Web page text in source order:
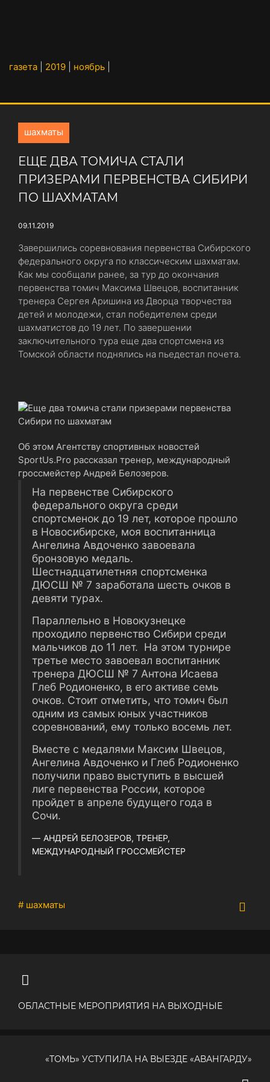
газета 2019 ноябрь
шахматы
ЕЩЕ ДВА ТОМИЧА СТАЛИ
ПРИЗЕРАМИ ПЕРВЕНСТВА СИБИРИ
ПО ШАХМАТАМ
09.11.2019
Завершились соревнования первенства Сибирского
федерального округа по классическим шахматам.
Как мы сообщали ранее, за тур до окончания
первенства томич Максима Швецов, воспитанник
тренера Сергея Аришина из Дворца творчества
детей и молодежи, стал победителем среди
шахматистов до 19 лет. По завершении
заключительного тура еще два спортсмена из
Томской области поднялись на пьедестал почета.
Об этом Агентству спортивных новостей
SportUs.Pro рассказал тренер, международный
гроссмейстер Андрей Белозеров.
На первенстве Сибирского
федерального округа среди
спортсменок до 19 лет, которое прошло
в Новосибирске, моя воспитанница
Ангелина Авдоченко завоевала
бронзовую медаль.
Шестнадцатилетняя спортсменка
ДЮСШ № 7 заработала шесть очков в
девяти турах.
Параллельно в Новокузнецке
проходило первенство Сибири среди
мальчиков до 11 лет. На этом турнире
третье место завоевал воспитанник
тренера ДЮСШ № 7 Антона Исаева
Глеб Родионенко, в его активе семь
очков. Стоит отметить, что томич был
одним из самых юных участников
соревнований, ему только восемь лет.
Вместе с медалями Максим Швецов,
Ангелина Авдоченко и Глеб Родионенко
получили право выступить в высшей
лиге первенства России, которое
пройдет в апреле будущего года в
Сочи.
АНДРЕЙ БЕЛОЗЕРОВ, ТРЕНЕР,
МЕЖДУНАРОДНЫЙ ГРОССМЕЙСТЕР
# шахматы
ОБЛАСТНЫЕ МЕРОПРИЯТИЯ НА ВЫХОДНЫЕ
«ТОМЬ» УСТУПИЛА НА ВЫЕЗДЕ «АВАНГАРДУ»